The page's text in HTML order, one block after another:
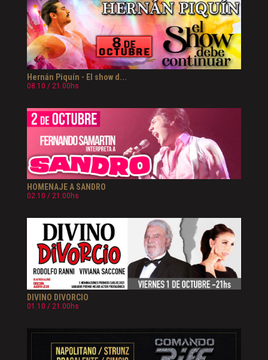
Hernán Piquín - El show d...
08.10 / 21.00hs
HOMENAJE A SANDRO
02.10 / 21.00hs
DIVINO DIVORCIO
01.10 / 21.00hs